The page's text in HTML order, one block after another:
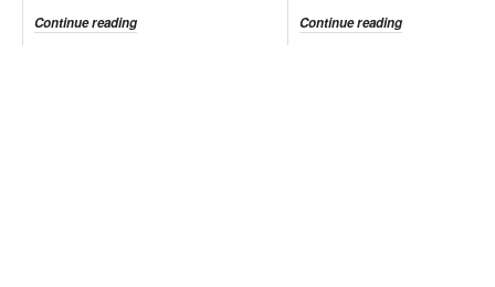
Continue reading Continue reading